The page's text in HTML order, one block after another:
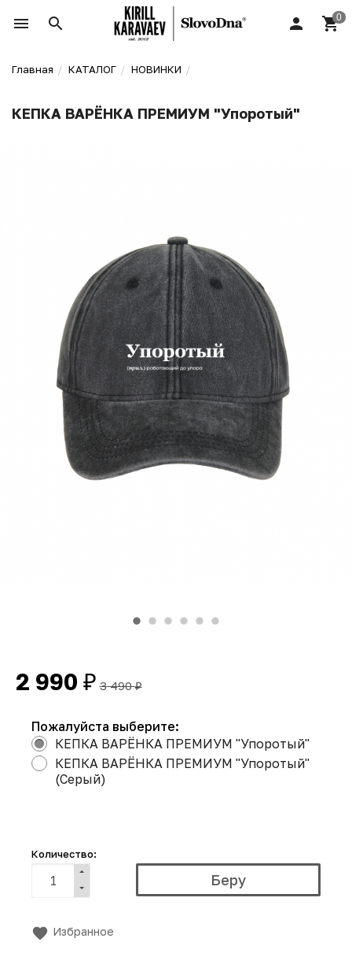
Главная КАТАЛОГ НОВИНКИ
КЕПКА ВАРЁНКА ПРЕМИУМ "Упоротый"
2 990 ₽ 3 490₽
Пожалуйста выберите:
КЕПКА ВАРЁНКА ПРЕМИУМ "Упоротый"
КЕПКА ВАРЁНКА ПРЕМИУМ "Упоротый"
(Серый)
Количество:
Избранное